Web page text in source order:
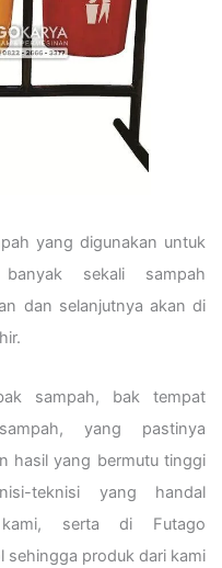
yang digunakan untuk
sekali sampah
dan selanjutnya akan di
sampah, bak tempat
yang pastinya
hasil yang bermutu tinggi
teknisi yang handal
serta di Futago
sehingga produk dari kami